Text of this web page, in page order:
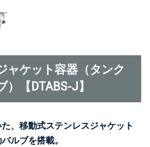
ャケット容器（タンク
【DTABS-J】
、移動式ステンレスジャケット
ルブを搭載。